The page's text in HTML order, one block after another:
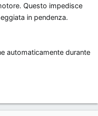
Questo impedisce
in pendenza.
automaticamente durante